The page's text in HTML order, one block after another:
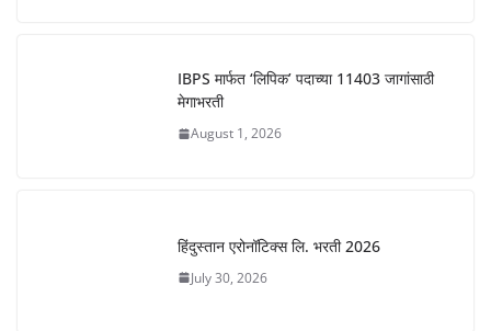
IBPS मार्फत ‘लिपिक’ पदाच्या 11403 जागांसाठी
मेगाभरती
August 1, 2026
हिंदुस्तान एरोनॉटिक्स लि. भरती 2026
July 30, 2026